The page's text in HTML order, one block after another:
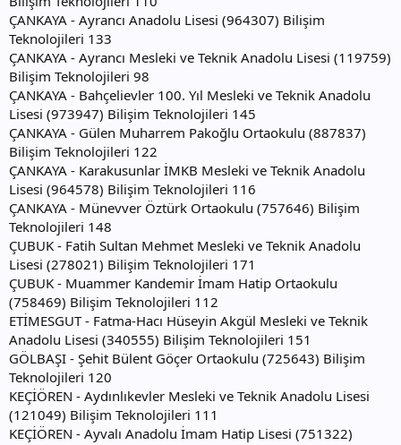
ÇANKAYA - Ayrancı Anadolu Lisesi (964307) Bilişim
Teknolojileri 133
ÇANKAYA - Ayrancı Mesleki ve Teknik Anadolu Lisesi (119759)
Bilişim Teknolojileri 98
ÇANKAYA - Bahçelievler 100. Yıl Mesleki ve Teknik Anadolu
Lisesi (973947) Bilişim Teknolojileri 145
ÇANKAYA - Gülen Muharrem Pakoğlu Ortaokulu (887837)
Bilişim Teknolojileri 122
ÇANKAYA - Karakusunlar İMKB Mesleki ve Teknik Anadolu
Lisesi (964578) Bilişim Teknolojileri 116
ÇANKAYA - Münevver Öztürk Ortaokulu (757646) Bilişim
Teknolojileri 148
ÇUBUK - Fatih Sultan Mehmet Mesleki ve Teknik Anadolu
Lisesi (278021) Bilişim Teknolojileri 171
ÇUBUK - Muammer Kandemir İmam Hatip Ortaokulu
(758469) Bilişim Teknolojileri 112
ETİMESGUT - Fatma-Hacı Hüseyin Akgül Mesleki ve Teknik
Anadolu Lisesi (340555) Bilişim Teknolojileri 151
GÖLBAŞI - Şehit Bülent Göçer Ortaokulu (725643) Bilişim
Teknolojileri 120
KEÇİÖREN - Aydınlıkevler Mesleki ve Teknik Anadolu Lisesi
(121049) Bilişim Teknolojileri 111
KEÇİÖREN - Ayvalı Anadolu İmam Hatip Lisesi (751322)